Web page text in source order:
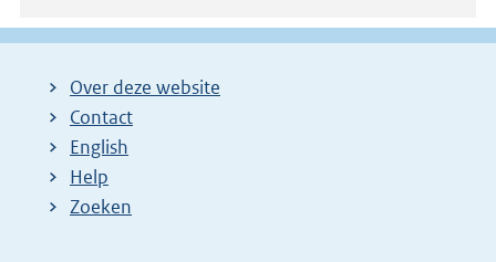
Over deze website
Contact
English
Help
Zoeken